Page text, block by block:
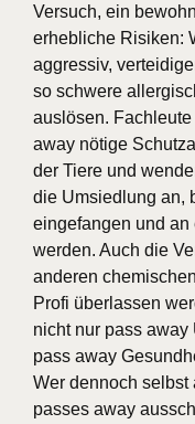
Versuch, ein
erhebliche Risiken:
aggressiv,
so schwere
auslösen.
away nötige
der Tiere und
die Umsiedlung an,
eingefangen und an
werden. Auch die
anderen
Profi überlassen
nicht nur pass away
pass away
Wer dennoch selbst
passes away